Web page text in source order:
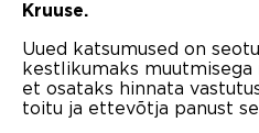
Kruuse.
Uued katsumused on
kestlikumaks muutmisega
et osataks hinnata
toitu ja ettevõtja panust